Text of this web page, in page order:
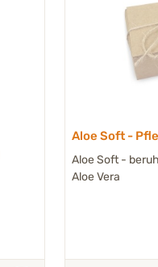
Aloe Soft -
Aloe Soft -
Aloe Vera